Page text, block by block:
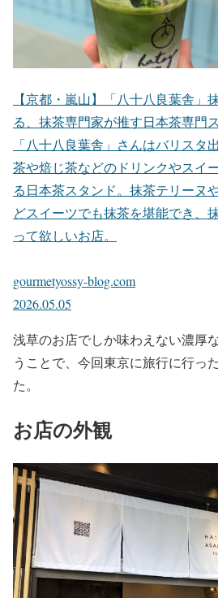
【京都・嵐山】「八十八良葉舎」
る、抹茶専門家が推す日本茶専門
「八十八良葉舎」さんはバリスタ
茶や焙じ茶などのドリンクやスイ
る日本茶スタンド。抹茶テリーヌ
どスイーツでも抹茶を堪能でき、
って欲しいお店。
gourmetyossy-blog.com
2026.05.05
浅草のお店でしか味わえない濃厚
うことで、今回東京に旅行に行っ
た。
お店の外観